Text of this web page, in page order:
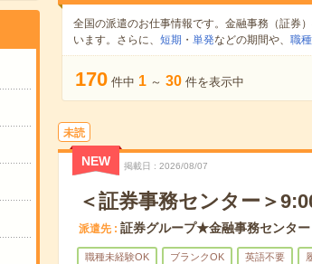
全国の派遣のお仕事情報です。金融事務（証券）
います。さらに、 短期 ・ 単発などの期間や、 職
170 件中 1 ～ 30 件を表示中
未読
NEW 掲載日 2026/08/07
＜証券事務センター＞
派遣先 証券グループ★金融事務センター
職種未経験OK ブランクOK 英語不要